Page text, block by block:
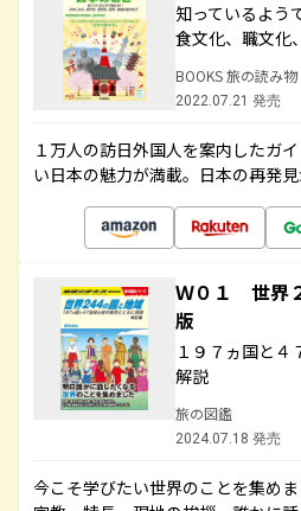
知っているよう
食文化、職文化
BOOKS 旅の読み物
2022.07.21 発売
１万人の訪日外国人を案内したガ
い日本の魅力が満載。日本の再発見
Ｗ０１ 世界
版
１９７ヵ国と４
解説
旅の図鑑
2024.07.18 発売
今こそ学びたい世界のことを集めま